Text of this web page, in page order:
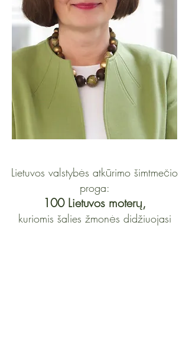
Lietuvos valstybės atkūrimo šimtmečio
proga:
100 Lietuvos moterų,
kuriomis šalies žmonės didžiuojasi